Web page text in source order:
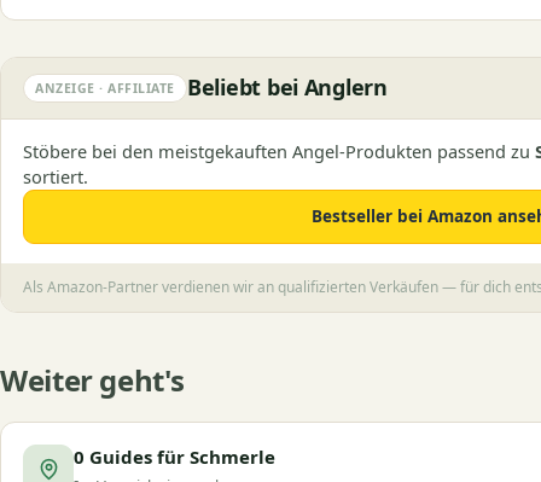
ANZEIGE · AFFILIATE Beliebt bei Anglern
Stöbere bei den meistgekauften Angel-Produkten passend zu
sortiert.
Bestseller bei Amazon
Als Amazon-Partner verdienen wir an qualifizierten Verkäufen — für dich
Weiter geht's
0 Guides für Schmerle